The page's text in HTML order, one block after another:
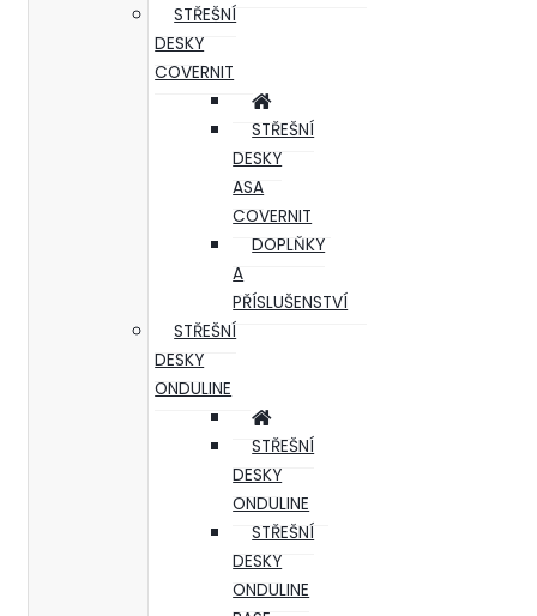
STŘEŠNÍ
DESKY
COVERNIT
STŘEŠNÍ
DESKY
ASA
COVERNIT
DOPLŇKY
A
PŘÍSLUŠENSTVÍ
STŘEŠNÍ
DESKY
ONDULINE
STŘEŠNÍ
DESKY
ONDULINE
STŘEŠNÍ
DESKY
ONDULINE